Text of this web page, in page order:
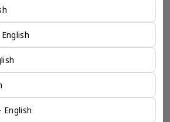
务咨询公司为您
的海外合作伙伴。我们是香港伦敦奕资
询部门，这是一家总部位于香港的全球
个市场，约占全球GDP的72%。
可以将客户与全球市场的机遇联系起
户提供服务。
English